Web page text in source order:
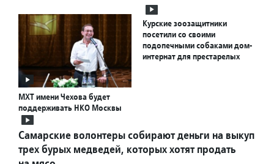
МХТ имени Чехова будет
поддерживать НКО Москвы
Курские зоозащитники
посетили со своими
подопечными собаками дом-
интернат для престарелых
Самарские волонтеры собирают деньги на выкуп
трех бурых медведей, которых хотят продать